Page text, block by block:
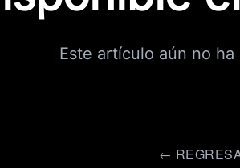
Este artículo aún no
←